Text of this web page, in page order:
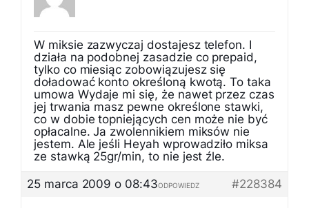
W miksie zazwyczaj dostajesz telefon. I
działa na podobnej zasadzie co prepaid,
tylko co miesiąc zobowiązujesz się
doładować konto określoną kwotą. To taka
umowa Wydaje mi się, że nawet przez czas
jej trwania masz pewne określone stawki,
co w dobie topniejących cen może nie być
opłacalne. Ja zwolennikiem miksów nie
jestem. Ale jeśli Heyah wprowadziło miksa
ze stawką 25gr/min, to nie jest źle.
25 marca 2009 o 08:43
#228384
ODPOWIEDZ